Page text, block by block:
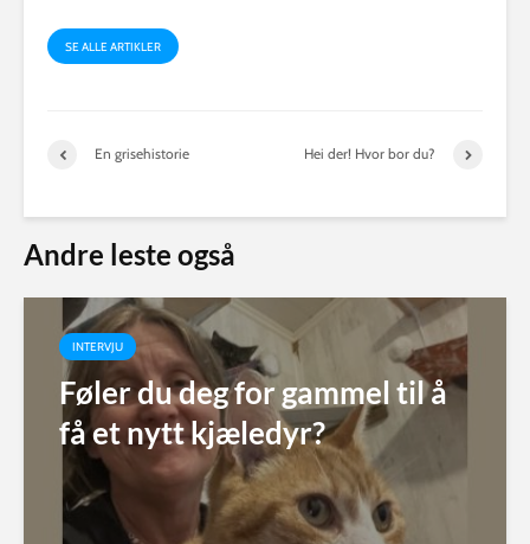
SE ALLE ARTIKLER
En grisehistorie Hei der! Hvor bor du?
Andre leste også
INTERVJU
Føler du deg for gammel til å
få et nytt kjæledyr?